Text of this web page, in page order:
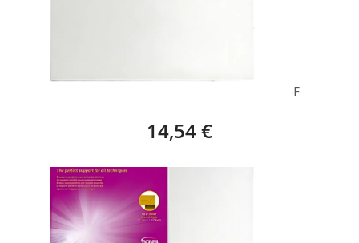
BASTIDOR EUROPA STAR (65 X 54 CM) – 15F
14,54 €